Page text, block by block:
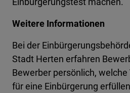
Weitere Informationen
Bei der
Stadt Herten erfahren
Bewerber persönlich,
für eine Einbürgerung